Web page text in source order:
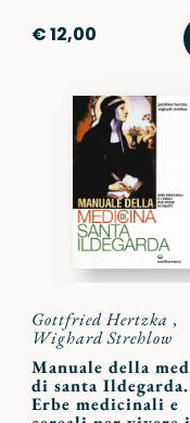
€ 12,00
Gottfried Hertzka ,
Wighard Strehlow
Manuale della
di santa Ildegarda.
Erbe medicinali e